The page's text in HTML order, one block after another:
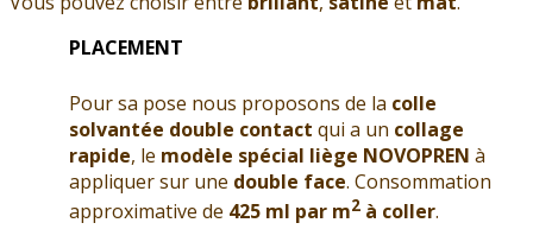
PLACEMENT
Pour sa pose nous proposons de la colle
solvantée double contact qui a un collage
rapide, le modèle spécial liège NOVOPREN à
appliquer sur une double face. Consommation
approximative de 425 ml par m2 à coller.